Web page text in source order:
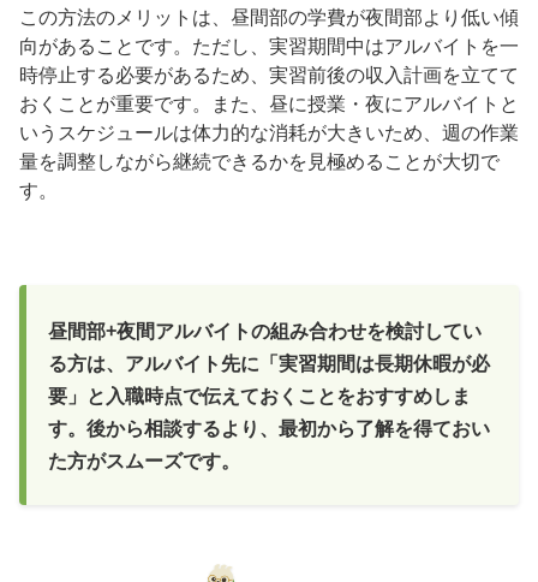
この方法のメリットは、昼間部の学費が夜間部より低い傾
向があることです。ただし、実習期間中はアルバイトを一
時停止する必要があるため、実習前後の収入計画を立てて
おくことが重要です。また、昼に授業・夜にアルバイトと
いうスケジュールは体力的な消耗が大きいため、週の作業
量を調整しながら継続できるかを見極めることが大切で
す。
昼間部+夜間アルバイトの組み合わせを検討してい
る方は、アルバイト先に「実習期間は長期休暇が必
要」と入職時点で伝えておくことをおすすめしま
す。後から相談するより、最初から了解を得ておい
た方がスムーズです。